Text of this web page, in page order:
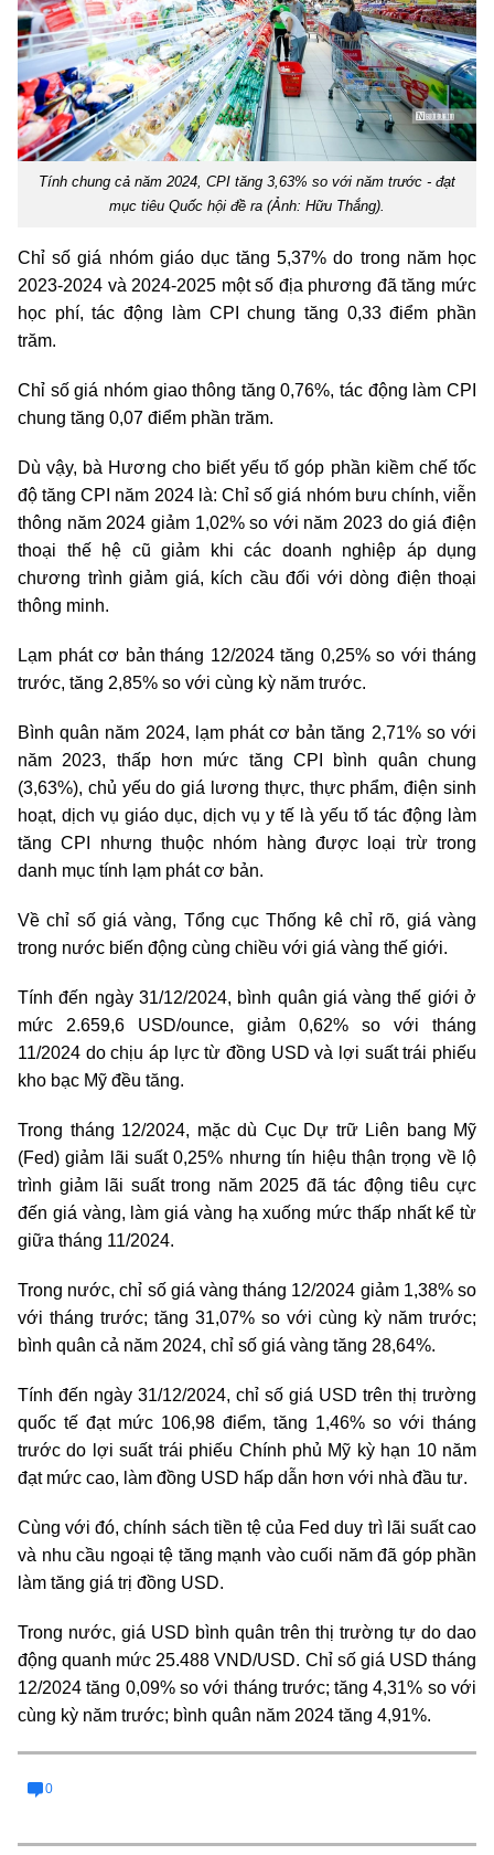
Tính chung cả năm 2024, CPI tăng 3,63% so với năm trước - đạt
mục tiêu Quốc hội đề ra (Ảnh: Hữu Thắng).
Chỉ số giá nhóm giáo dục tăng 5,37% do trong năm học
2023-2024 và 2024-2025 một số địa phương đã tăng mức
học phí, tác động làm CPI chung tăng 0,33 điểm phần
trăm.
Chỉ số giá nhóm giao thông tăng 0,76%, tác động làm CPI
chung tăng 0,07 điểm phần trăm.
Dù vậy, bà Hương cho biết yếu tố góp phần kiềm chế tốc
độ tăng CPI năm 2024 là: Chỉ số giá nhóm bưu chính, viễn
thông năm 2024 giảm 1,02% so với năm 2023 do giá điện
thoại thế hệ cũ giảm khi các doanh nghiệp áp dụng
chương trình giảm giá, kích cầu đối với dòng điện thoại
thông minh.
Lạm phát cơ bản tháng 12/2024 tăng 0,25% so với tháng
trước, tăng 2,85% so với cùng kỳ năm trước.
Bình quân năm 2024, lạm phát cơ bản tăng 2,71% so với
năm 2023, thấp hơn mức tăng CPI bình quân chung
(3,63%), chủ yếu do giá lương thực, thực phẩm, điện sinh
hoạt, dịch vụ giáo dục, dịch vụ y tế là yếu tố tác động làm
tăng CPI nhưng thuộc nhóm hàng được loại trừ trong
danh mục tính lạm phát cơ bản.
Về chỉ số giá vàng, Tổng cục Thống kê chỉ rõ, giá vàng
trong nước biến động cùng chiều với giá vàng thế giới.
Tính đến ngày 31/12/2024, bình quân giá vàng thế giới ở
mức 2.659,6 USD/ounce, giảm 0,62% so với tháng
11/2024 do chịu áp lực từ đồng USD và lợi suất trái phiếu
kho bạc Mỹ đều tăng.
Trong tháng 12/2024, mặc dù Cục Dự trữ Liên bang Mỹ
(Fed) giảm lãi suất 0,25% nhưng tín hiệu thận trọng về lộ
trình giảm lãi suất trong năm 2025 đã tác động tiêu cực
đến giá vàng, làm giá vàng hạ xuống mức thấp nhất kể từ
giữa tháng 11/2024.
Trong nước, chỉ số giá vàng tháng 12/2024 giảm 1,38% so
với tháng trước; tăng 31,07% so với cùng kỳ năm trước;
bình quân cả năm 2024, chỉ số giá vàng tăng 28,64%.
Tính đến ngày 31/12/2024, chỉ số giá USD trên thị trường
quốc tế đạt mức 106,98 điểm, tăng 1,46% so với tháng
trước do lợi suất trái phiếu Chính phủ Mỹ kỳ hạn 10 năm
đạt mức cao, làm đồng USD hấp dẫn hơn với nhà đầu tư.
Cùng với đó, chính sách tiền tệ của Fed duy trì lãi suất cao
và nhu cầu ngoại tệ tăng mạnh vào cuối năm đã góp phần
làm tăng giá trị đồng USD.
Trong nước, giá USD bình quân trên thị trường tự do dao
động quanh mức 25.488 VND/USD. Chỉ số giá USD tháng
12/2024 tăng 0,09% so với tháng trước; tăng 4,31% so với
cùng kỳ năm trước; bình quân năm 2024 tăng 4,91%.
0